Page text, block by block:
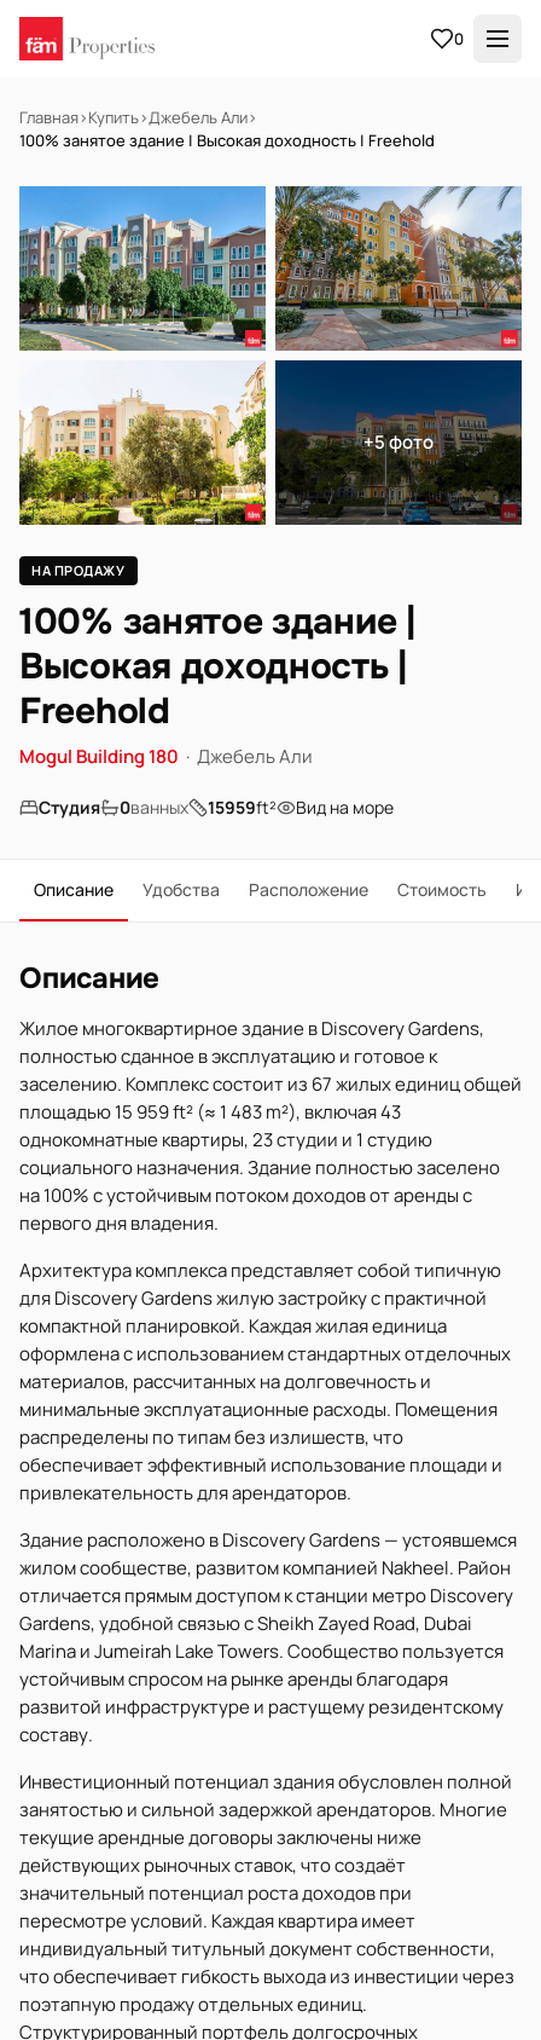
0
Главная›Купить›Джебель Али›
100% занятое здание | Высокая доходность | Freehold
Готов к заселению
+5 фото
НА ПРОДАЖУ
100% занятое здание |
Высокая доходность |
Freehold
Mogul Building 180 · Джебель Али
Студия 0ванных 15959ft² Вид на море
Описание Удобства Расположение Стоимость
Описание
Жилое многоквартирное здание в Discovery Gardens,
полностью сданное в эксплуатацию и готовое к
заселению. Комплекс состоит из 67 жилых единиц общей
площадью 15 959 ft² (≈ 1 483 m²), включая 43
однокомнатные квартиры, 23 студии и 1 студию
социального назначения. Здание полностью заселено
на 100% с устойчивым потоком доходов от аренды с
первого дня владения.
Архитектура комплекса представляет собой типичную
для Discovery Gardens жилую застройку с практичной
компактной планировкой. Каждая жилая единица
оформлена с использованием стандартных отделочных
материалов, рассчитанных на долговечность и
минимальные эксплуатационные расходы. Помещения
распределены по типам без излишеств, что
обеспечивает эффективный использование площади и
привлекательность для арендаторов.
Здание расположено в Discovery Gardens — устоявшемся
жилом сообществе, развитом компанией Nakheel. Район
отличается прямым доступом к станции метро Discovery
Gardens, удобной связью с Sheikh Zayed Road, Dubai
Marina и Jumeirah Lake Towers. Сообщество пользуется
устойчивым спросом на рынке аренды благодаря
развитой инфраструктуре и растущему резидентскому
составу.
Инвестиционный потенциал здания обусловлен полной
занятостью и сильной задержкой арендаторов. Многие
текущие арендные договоры заключены ниже
действующих рыночных ставок, что создаёт
значительный потенциал роста доходов при
пересмотре условий. Каждая квартира имеет
индивидуальный титульный документ собственности,
что обеспечивает гибкость выхода из инвестиции через
поэтапную продажу отдельных единиц.
Структурированный портфель долгосрочных